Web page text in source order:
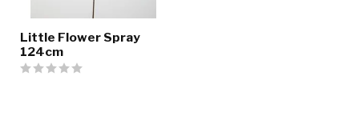
Little Flower Spray
124cm